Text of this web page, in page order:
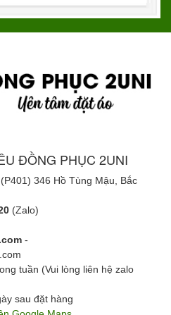
ĐỒNG PHỤC 2UNI
346 Hồ Tùng Mậu, Bắc
(Zalo)
-
tuần (Vui lòng liên hệ zalo
sau đặt hàng